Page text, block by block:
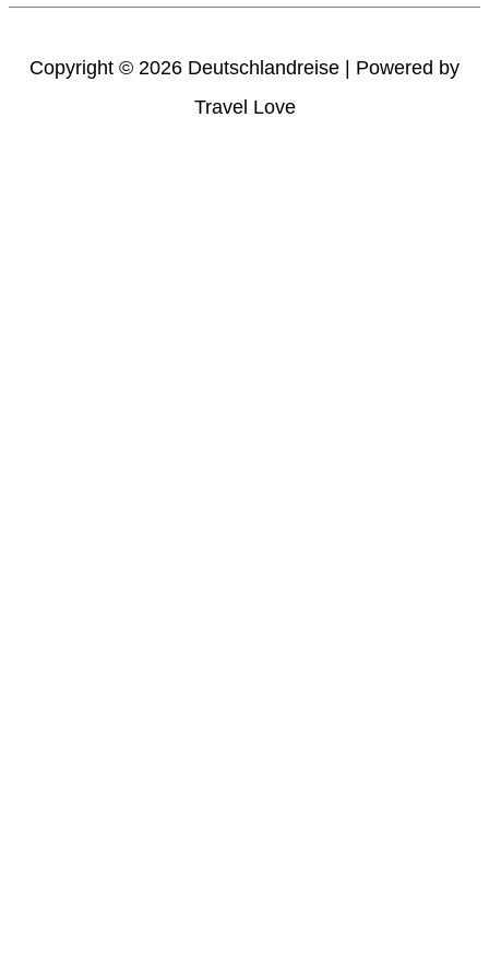
Copyright © 2026 Deutschlandreise | Powered by
Travel Love